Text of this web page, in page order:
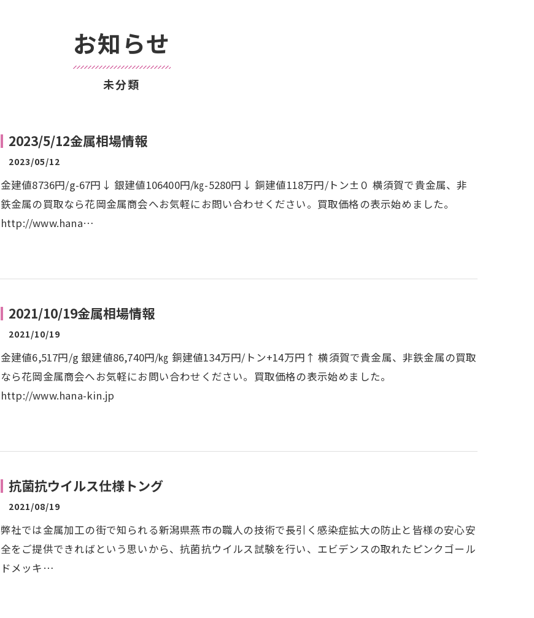
お知らせ
未分類
2023/5/12金属相場情報
2023/05/12
金建値8736円/g-67円↓ 銀建値106400円/㎏-5280円↓ 銅建値118万円/トン±０ 横須賀で貴金属、非
鉄金属の買取なら花岡金属商会へお気軽にお問い合わせください。買取価格の表示始めました。
http://www.hana…
2021/10/19金属相場情報
2021/10/19
金建値6,517円/g 銀建値86,740円/㎏ 銅建値134万円/トン+14万円↑ 横須賀で貴金属、非鉄金属の買取
なら花岡金属商会へお気軽にお問い合わせください。買取価格の表示始めました。
http://www.hana-kin.jp
抗菌抗ウイルス仕様トング
2021/08/19
弊社では金属加工の街で知られる新潟県燕市の職人の技術で長引く感染症拡大の防止と皆様の安心安
全をご提供できればという思いから、抗菌抗ウイルス試験を行い、エビデンスの取れたピンクゴール
ドメッキ…